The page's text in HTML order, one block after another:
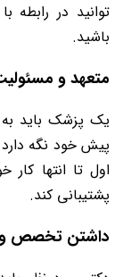
‌توانید در رابطه
باشید.
متعهد و
یک پزشک باید به
پیش خود نگه
اول تا انتها
پشتیبانی کند.
داشتن تخصص و